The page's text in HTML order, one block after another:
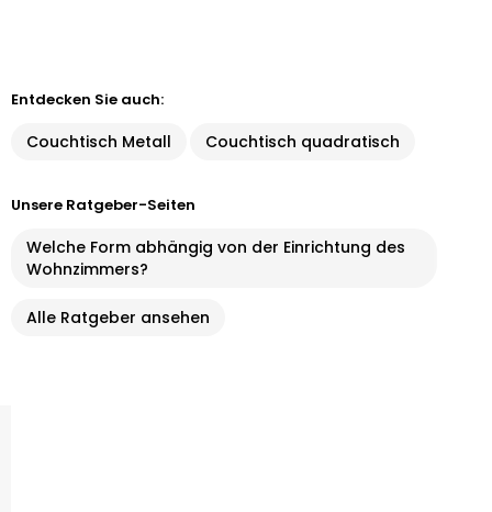
Entdecken Sie auch:
Couchtisch Metall Couchtisch quadratisch
Unsere Ratgeber-Seiten
Welche Form abhängig von der Einrichtung des
Wohnzimmers?
Alle Ratgeber ansehen